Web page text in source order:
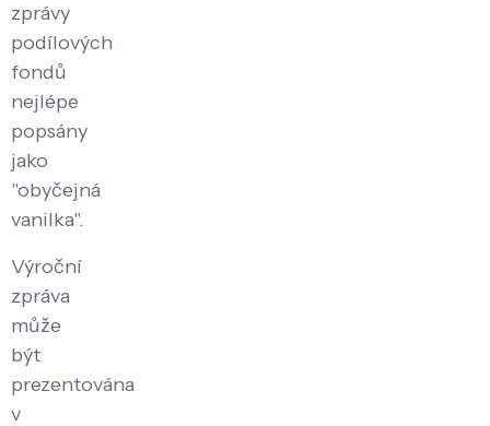
zprávy
podílových
fondů
nejlépe
popsány
jako
"obyčejná
vanilka".
Výroční
zpráva
může
být
prezentována
v